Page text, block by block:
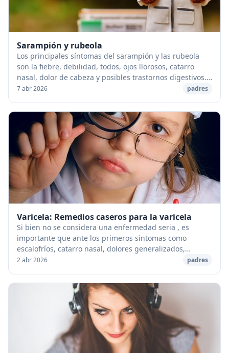
Sarampión y rubeola
Los principales síntomas del sarampión y las rubeola
son la fiebre, debilidad, todos, ojos llorosos, catarro
nasal, dolor de cabeza y posibles trastornos digestivos.
Luego, la temperatura comienza a d...
7 abr 2026 padres
Varicela: Remedios caseros para la varicela
Si bien no se considera una enfermedad seria , es
importante que ante los primeros síntomas como
escalofríos, catarro nasal, dolores generalizados,
náuseas y manchas rojas, se recurra al médico. Éstas...
2 abr 2026 padres